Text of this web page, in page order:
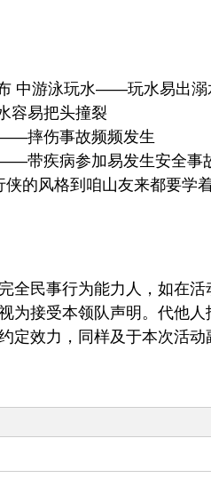
中游泳玩水——玩水易出
容易把头撞裂
摔伤事故频频发生
带疾病参加易发生安全事
侠的风格到咱山友来都要学
全民事行为能力人，如在
为接受本领队声明。代他
定效力，同样及于本次活